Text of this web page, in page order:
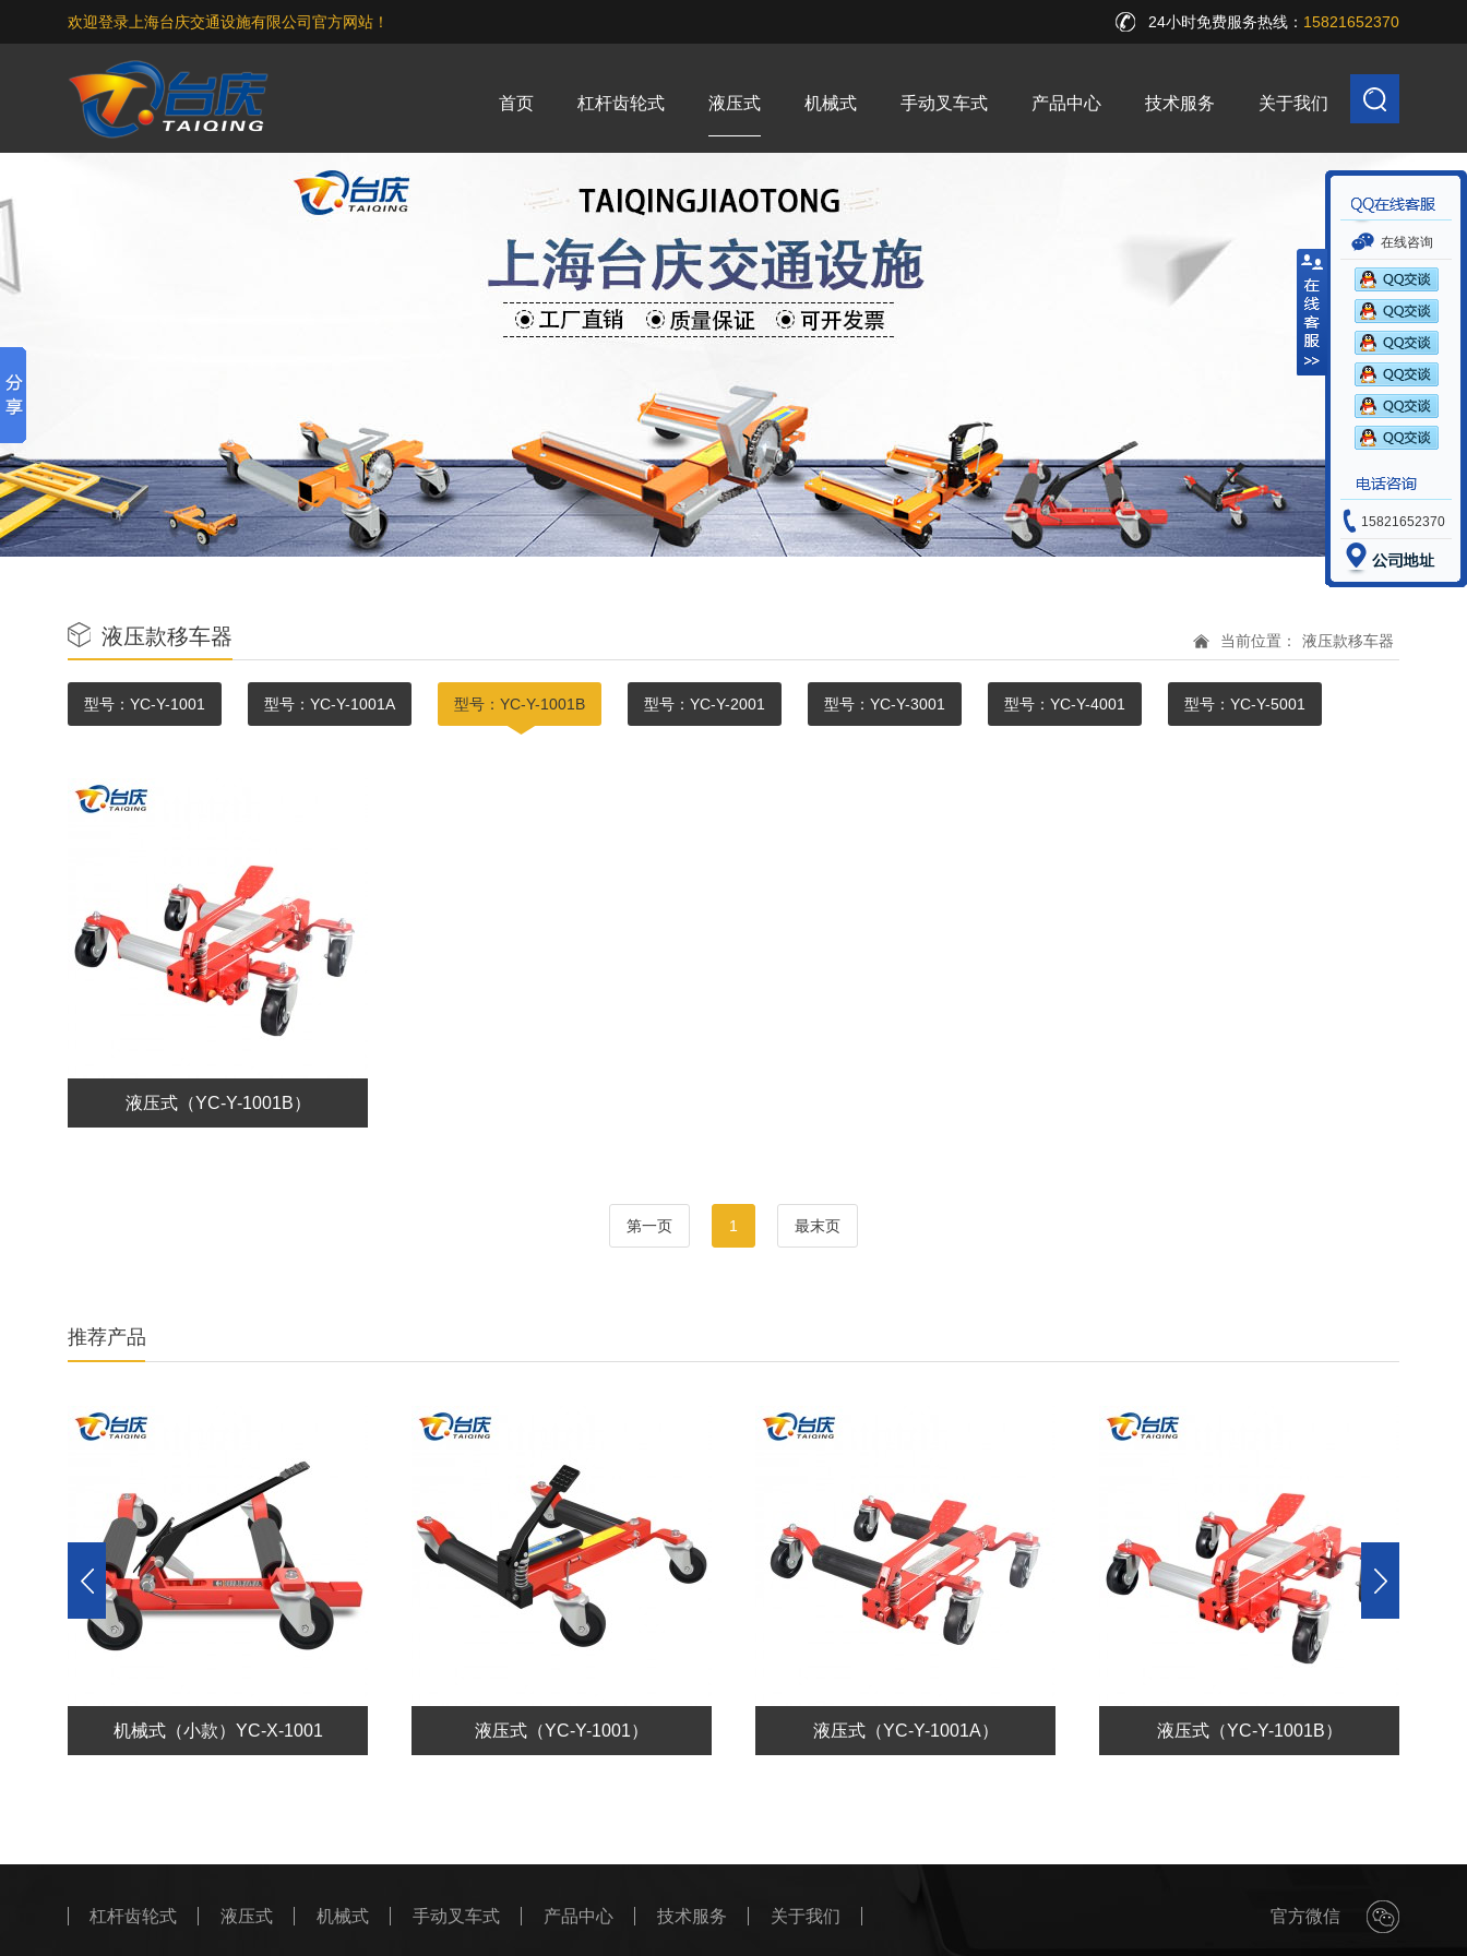
欢迎登录上海台庆交通设施有限公司官方网站！ 24小时免费服务热线： 15821652370
首页 杠杆齿轮式 液压式 机械式 手动叉车式 产品中心 技术服务 关于我们
液压款移车器 当前位置： 液压款移车器
型号：YC-Y-1001 型号：YC-Y-1001A 型号：YC-Y-1001B 型号：YC-Y-2001 型号：YC-Y-3001 型号：YC-Y-4001 型号：YC-Y-5001
液压式（YC-Y-1001B）
第一页 1 最末页
推荐产品
机械式（小款）YC-X-1001 液压式（YC-Y-1001） 液压式（YC-Y-1001A） 液压式（YC-Y-1001B）
在线咨询
15821652370
杠杆齿轮式 液压式 机械式 手动叉车式 产品中心 技术服务 关于我们 官方微信